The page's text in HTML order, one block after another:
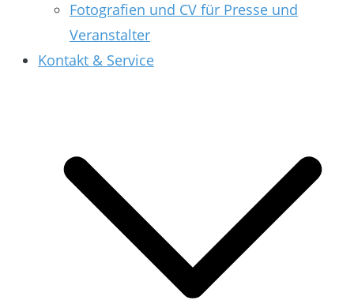
Fotografien und CV für Presse und
Veranstalter
Kontakt & Service